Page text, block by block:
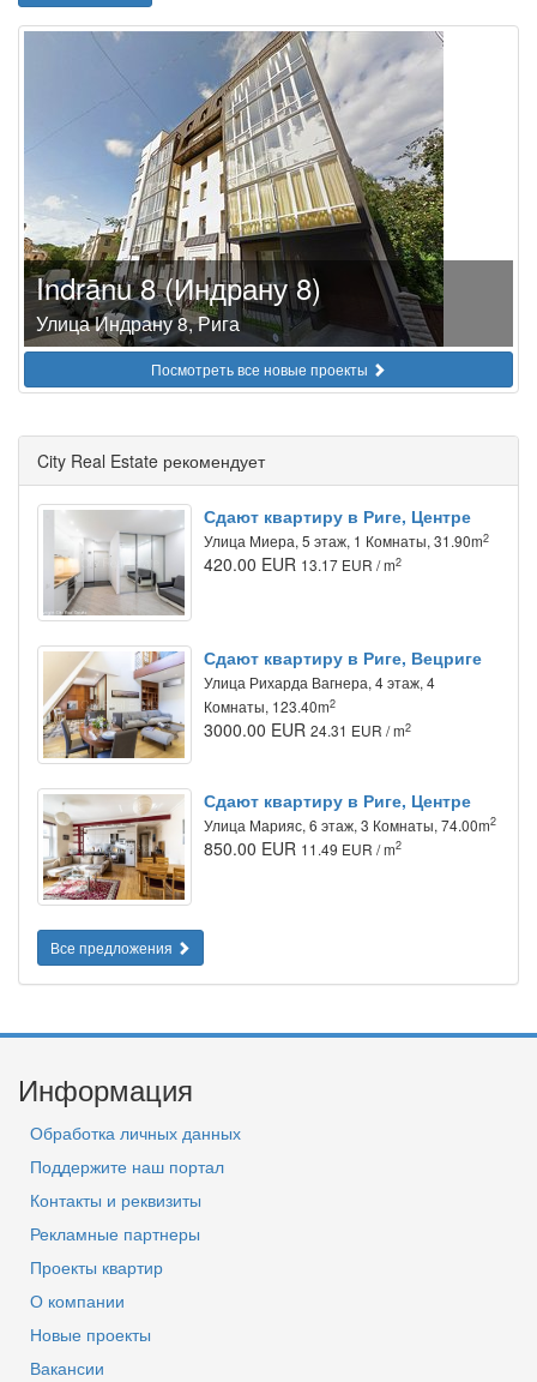
Indrānu 8 (Индрану 8)
Улица Индрану 8, Рига
Посмотреть все новые проекты
City Real Estate рекомендует
Сдают квартиру в Риге, Центре
Улица Миера, 5 этаж, 1 Комнаты, 31.90m2
420.00 EUR 13.17 EUR / m2
Сдают квартиру в Риге, Вецриге
Улица Рихарда Вагнера, 4 этаж, 4
Комнаты, 123.40m2
3000.00 EUR 24.31 EUR / m2
Сдают квартиру в Риге, Центре
Улица Марияс, 6 этаж, 3 Комнаты, 74.00m2
850.00 EUR 11.49 EUR / m2
Все предложения
Информация
Обработка личных данных
Поддержите наш портал
Контакты и реквизиты
Рекламные партнеры
Проекты квартир
О компании
Новые проекты
Вакансии